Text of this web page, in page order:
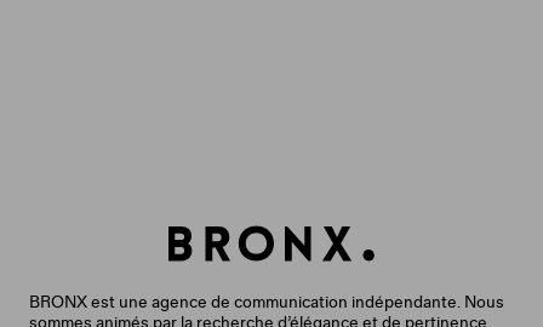
BRONX est une agence de communication indépendante. Nous
sommes animés par la recherche d’élégance et de pertinence.